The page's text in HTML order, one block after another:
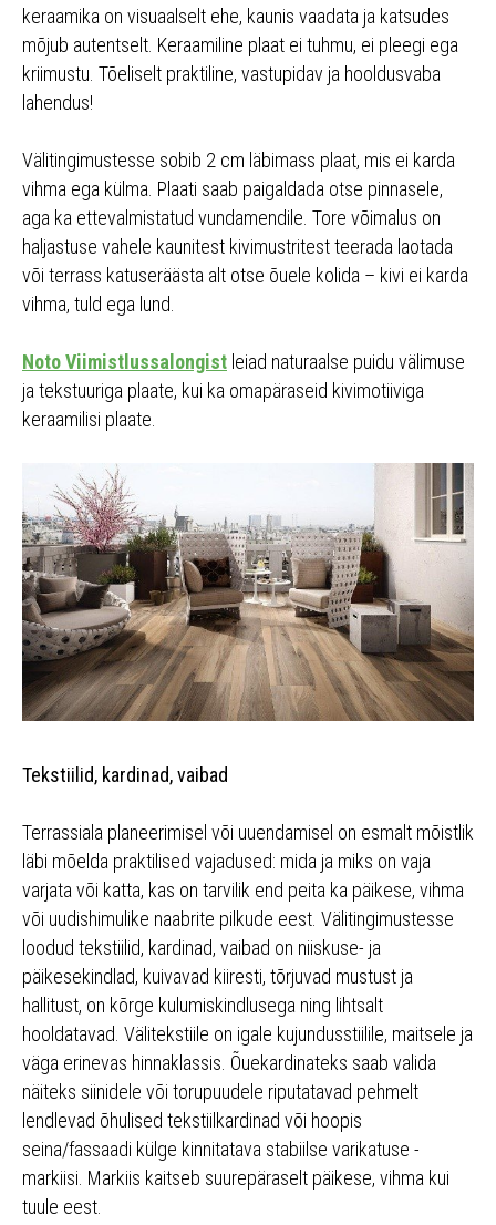
keraamika on visuaalselt ehe, kaunis vaadata ja katsudes
mõjub autentselt. Keraamiline plaat ei tuhmu, ei pleegi ega
kriimustu. Tõeliselt praktiline, vastupidav ja hooldusvaba
lahendus!
Välitingimustesse sobib 2 cm läbimass plaat, mis ei karda
vihma ega külma. Plaati saab paigaldada otse pinnasele,
aga ka ettevalmistatud vundamendile. Tore võimalus on
haljastuse vahele kaunitest kivimustritest teerada laotada
või terrass katuseräästa alt otse õuele kolida – kivi ei karda
vihma, tuld ega lund.
Noto Viimistlussalongist leiad naturaalse puidu välimuse
ja tekstuuriga plaate, kui ka omapäraseid kivimotiiviga
keraamilisi plaate.
Tekstiilid, kardinad, vaibad
Terrassiala planeerimisel või uuendamisel on esmalt mõistlik
läbi mõelda praktilised vajadused: mida ja miks on vaja
varjata või katta, kas on tarvilik end peita ka päikese, vihma
või uudishimulike naabrite pilkude eest. Välitingimustesse
loodud tekstiilid, kardinad, vaibad on niiskuse- ja
päikesekindlad, kuivavad kiiresti, tõrjuvad mustust ja
hallitust, on kõrge kulumiskindlusega ning lihtsalt
hooldatavad. Välitekstiile on igale kujundusstiilile, maitsele ja
väga erinevas hinnaklassis. Õuekardinateks saab valida
näiteks siinidele või torupuudele riputatavad pehmelt
lendlevad õhulised tekstiilkardinad või hoopis
seina/fassaadi külge kinnitatava stabiilse varikatuse -
markiisi. Markiis kaitseb suurepäraselt päikese, vihma kui
tuule eest.